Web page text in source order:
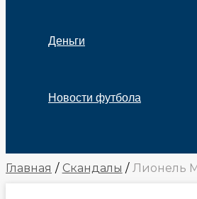
Деньги
Новости футбола
Главная Скандалы Лионель